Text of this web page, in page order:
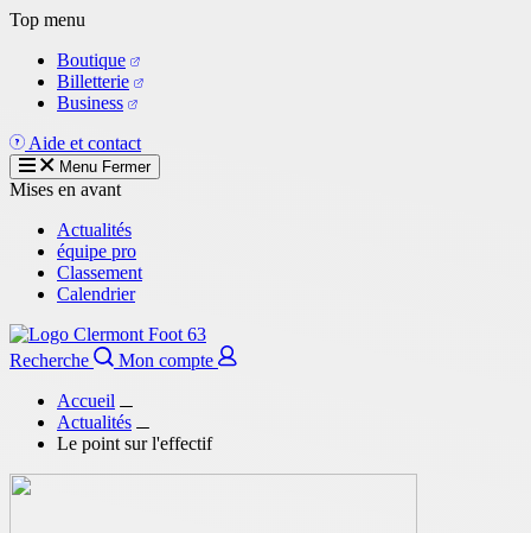
Aller
contenu
principal
Top menu
Boutique
Billetterie
Business
Aide et contact
Menu Fermer
Mises en avant
Actualités
équipe pro
Classement
Calendrier
Recherche
Mon compte
Accueil
Actualités
Le point sur l'effectif